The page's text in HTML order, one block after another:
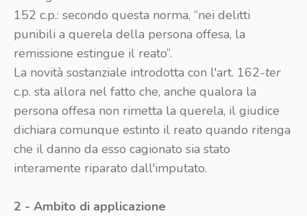
152 c.p.: secondo questa norma, “nei delitti
punibili a querela della persona offesa, la
remissione estingue il reato”.
La novità sostanziale introdotta con l'art. 162-ter
c.p. sta allora nel fatto che, anche qualora la
persona offesa non rimetta la querela, il giudice
dichiara comunque estinto il reato quando ritenga
che il danno da esso cagionato sia stato
interamente riparato dall'imputato.
2 - Ambito di applicazione